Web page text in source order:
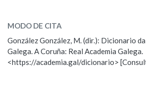
Nas definicións
Nos exemplos
ESCOLLE UNHA OPCIÓN:
Observación Hai un erro na
Propoño mellorar a definición
MODO DE CITA
González González, M. (dir.): Dicionario
Galega. A Coruña: Real Academia Galega.
<https://academia.gal/dicionario>